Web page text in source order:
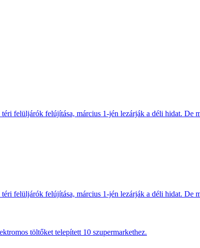
felüljárók felújítása, március 1-jén lezárják a déli hidat. De
felüljárók felújítása, március 1-jén lezárják a déli hidat. De
töltőket telepített 10 szupermarkethez.